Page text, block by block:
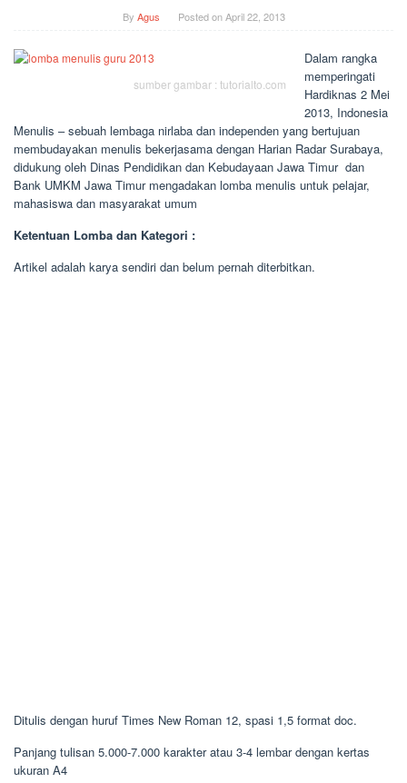
By Agus Posted onApril 22, 2013
sumber gambar : tutorialto.com
Dalam rangka
memperingati
Hardiknas 2 Mei
2013, Indonesia
Menulis – sebuah lembaga nirlaba dan independen yang bertujuan
membudayakan menulis bekerjasama dengan Harian Radar Surabaya,
didukung oleh Dinas Pendidikan dan Kebudayaan Jawa Timur dan
Bank UMKM Jawa Timur mengadakan lomba menulis untuk pelajar,
mahasiswa dan masyarakat umum
Ketentuan Lomba dan Kategori :
Artikel adalah karya sendiri dan belum pernah diterbitkan.
Ditulis dengan huruf Times New Roman 12, spasi 1,5 format doc.
Panjang tulisan 5.000-7.000 karakter atau 3-4 lembar dengan kertas
ukuran A4